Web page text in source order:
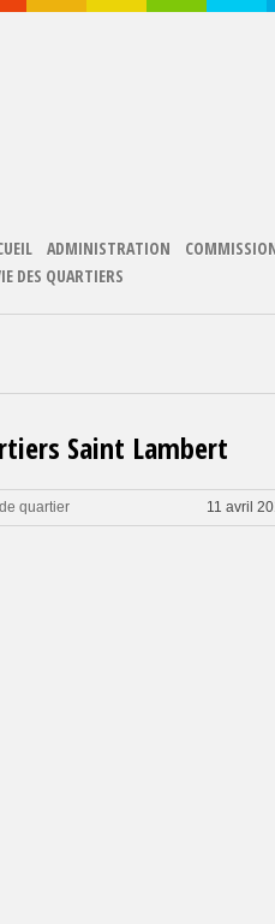
ADMINISTRATION
DES QUARTIERS
Saint Lambert
quartier 11 avril